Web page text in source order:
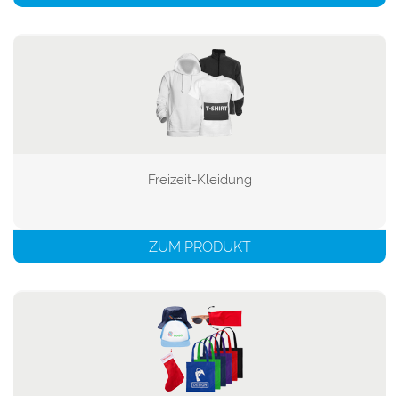
Freizeit-Kleidung
ZUM PRODUKT